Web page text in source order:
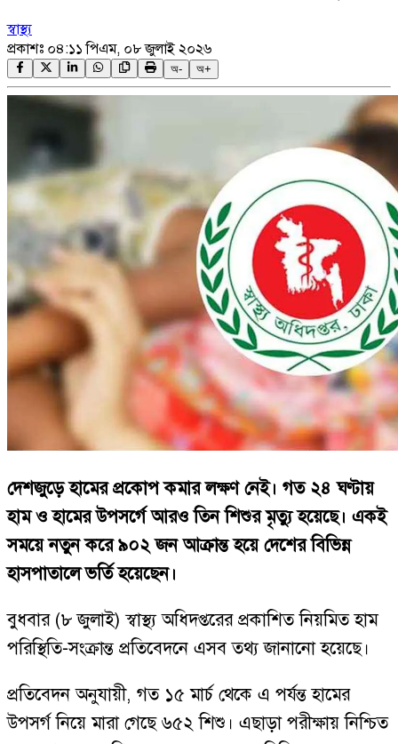
স্বাস্থ্য
প্রকাশঃ ০৪:১১ পিএম, ০৮ জুলাই ২০২৬
অ- অ+
দেশজুড়ে হামের প্রকোপ কমার লক্ষণ নেই। গত ২৪ ঘণ্টায়
হাম ও হামের উপসর্গে আরও তিন শিশুর মৃত্যু হয়েছে। একই
সময়ে নতুন করে ৯০২ জন আক্রান্ত হয়ে দেশের বিভিন্ন
হাসপাতালে ভর্তি হয়েছেন।
বুধবার (৮ জুলাই) স্বাস্থ্য অধিদপ্তরের প্রকাশিত নিয়মিত হাম
পরিস্থিতি-সংক্রান্ত প্রতিবেদনে এসব তথ্য জানানো হয়েছে।
প্রতিবেদন অনুযায়ী, গত ১৫ মার্চ থেকে এ পর্যন্ত হামের
উপসর্গ নিয়ে মারা গেছে ৬৫২ শিশু। এছাড়া পরীক্ষায় নিশ্চিত